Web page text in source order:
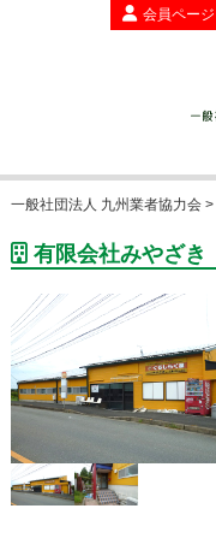
会員ページ
一般社団法人 九州業者協力会>
有限会社みやざき